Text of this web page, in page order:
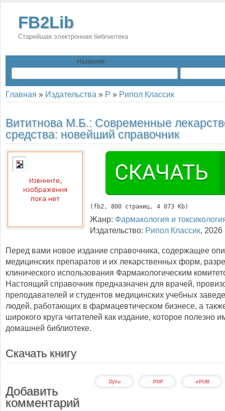
FB2Lib
Старейшая электронная библиотека
Название
Главная » Издательства » Р » Рипол Классик
Вититнова М.Б.: Современные
средства: новейший справочник
( fb2, 800 страниц, 4 073 Kb)
Жанр: Фармакология и
Издательство: Рипол Классик, 2026
Перед вами новое издание справочника, содержащее
медицинских препаратов и их лекарственных форм,
клинического использования Фармакологическим
Настоящий справочник предназначен для врачей,
преподавателей и студентов медицинских учебных
людей, работающих в фармацевтическом бизнесе, а
широкого круга читателей как издание, которое полезно
домашней библиотеке.
Скачать книгу
.ePUB
.PDF
.DjVu
Добавить
комментарий